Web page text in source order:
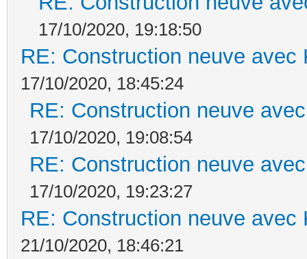
17/10/2020, 19:18:50
RE: Construction neuve avec
17/10/2020, 18:45:24
RE: Construction neuve
17/10/2020, 19:08:54
RE: Construction neuve
17/10/2020, 19:23:27
RE: Construction neuve avec
21/10/2020, 18:46:21